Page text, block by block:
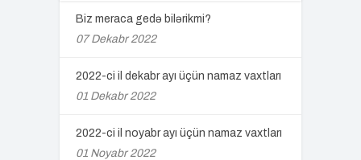
Biz meraca gedə bilərikmi?
07 Dekabr 2022
2022-ci il dekabr ayı üçün namaz vaxtları
01 Dekabr 2022
2022-ci il noyabr ayı üçün namaz vaxtları
01 Noyabr 2022